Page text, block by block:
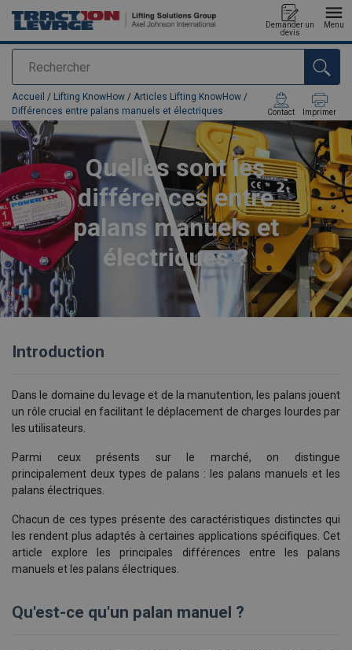
Rechercher
Demander un
devis
Menu
Ajouté au panier
Accueil / Lifting KnowHow / Articles Lifting KnowHow /
Différences entre palans manuels et électriques
Contact Imprimer
Quelles sont les
différences entre
palans manuels et
électriques ?
Introduction
Dans le domaine du levage et de la manutention, les palans jouent
un rôle crucial en facilitant le déplacement de charges lourdes par
les utilisateurs.
Parmi ceux présents sur le marché, on distingue
principalement deux types de palans : les palans manuels et les
palans électriques.
Chacun de ces types présente des caractéristiques distinctes qui
les rendent plus adaptés à certaines applications spécifiques. Cet
article explore les principales différences entre les palans
manuels et les palans électriques.
Qu'est-ce qu'un palan manuel ?